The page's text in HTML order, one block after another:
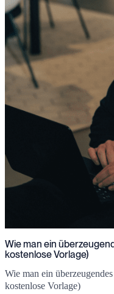
Wie man ein
kostenlose Vorlage)
Wie man ein
kostenlose Vorlage)